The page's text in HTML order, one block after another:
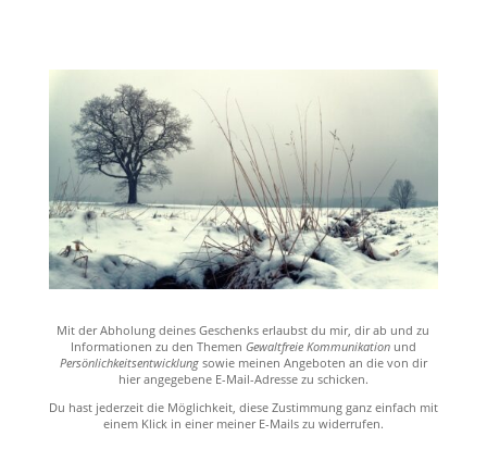
Mit der Abholung deines Geschenks erlaubst du mir, dir ab und zu
Informationen zu den Themen Gewaltfreie Kommunikationund
Persönlichkeitsentwicklungsowie meinen Angeboten an die von dir
hier angegebene E-Mail-Adresse zu schicken.
Du hast jederzeit die Möglichkeit, diese Zustimmung ganz einfach mit
einem Klick in einer meiner E-Mails zu widerrufen.